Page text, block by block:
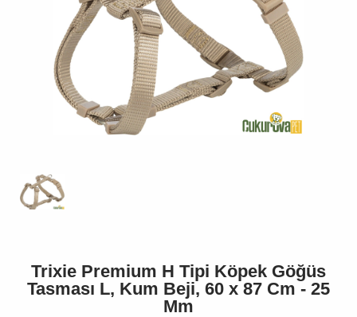
Trixie Premium H Tipi Köpek Göğüs
Tasması L, Kum Beji, 60 x 87 Cm - 25
Mm